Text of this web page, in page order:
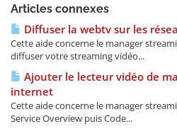
Articles connexes
Diffuser la webtv sur les
Cette aide concerne le manager
diffuser votre streaming vidéo...
Ajouter le lecteur vidéo de
internet
Cette aide concerne le manager
Service Overview puis Code...